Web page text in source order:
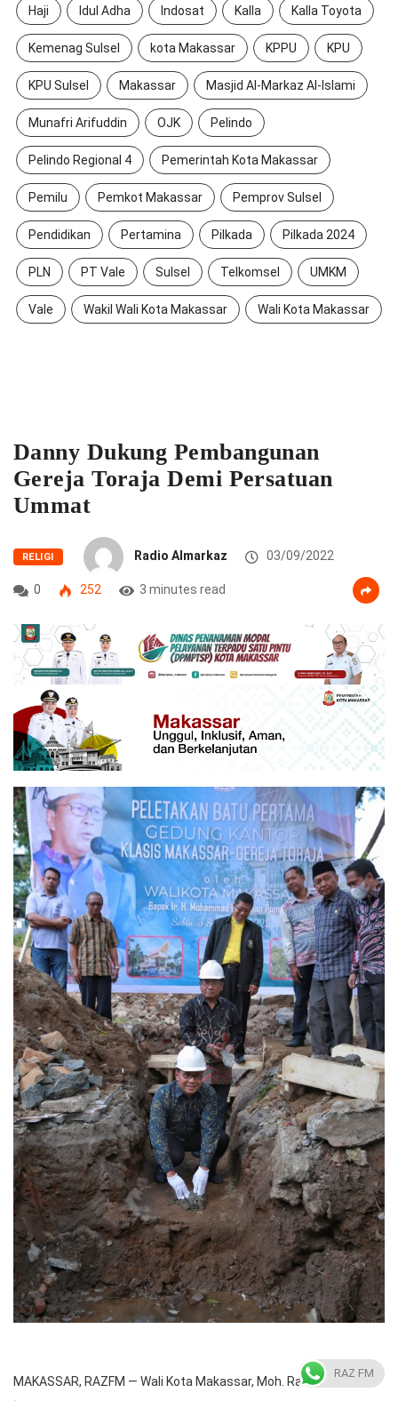
Haji Idul Adha Indosat Kalla Kalla Toyota
Kemenag Sulsel kota Makassar KPPU KPU
KPU Sulsel Makassar Masjid Al-Markaz Al-Islami
Munafri Arifuddin OJK Pelindo
Pelindo Regional 4 Pemerintah Kota Makassar
Pemilu Pemkot Makassar Pemprov Sulsel
Pendidikan Pertamina Pilkada Pilkada 2024
PLN PT Vale Sulsel Telkomsel UMKM
Vale Wakil Wali Kota Makassar Wali Kota Makassar
Danny Dukung Pembangunan
Gereja Toraja Demi Persatuan
Ummat
RELIGI Radio Almarkaz 03/09/2022
0 252 3 minutes read
MAKASSAR, RAZFM — Wali Kota Makassar, Moh. Ramdhan
RAZ FM